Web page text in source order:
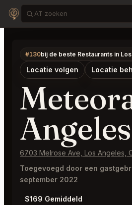
#130bij de beste Restaurants in
Locatie volgen Locatie
Angeles
6703 Melrose Ave, Los Angeles,
Toegevoegd door een
september 2022
$169 Gemiddeld